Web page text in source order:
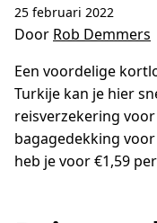
25 februari 2022
Door Rob Demmers
Een voordelige
Turkije kan je hier
reisverzekering
bagagedekking
heb je voor €1,59